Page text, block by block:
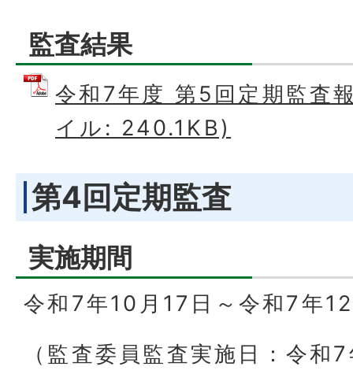
監査結果
令和7年度 第5回定期監査
イル: 240.1KB)
第4回定期監査
実施期間
令和7年10月17日～令和7年
（監査委員監査実施日：令和